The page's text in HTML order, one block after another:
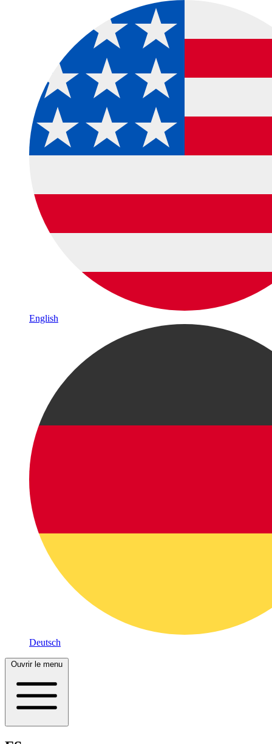
English
Deutsch
Ouvrir le menu